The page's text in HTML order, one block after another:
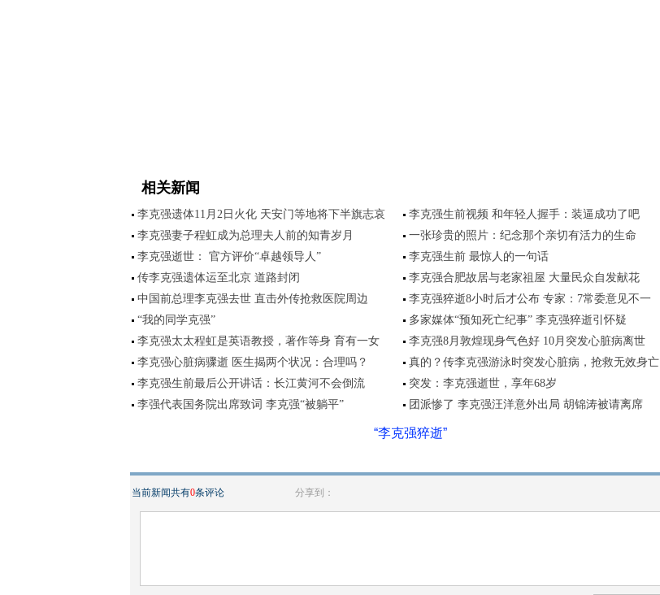
相关新闻
李克强遗体11月2日火化 天安门等地将下半旗志哀
李克强生前视频 和年轻人握手：装逼成功了吧
李克强妻子程虹成为总理夫人前的知青岁月
一张珍贵的照片：纪念那个亲切有活力的生命
李克强逝世： 官方评价“卓越领导人”
李克强生前 最惊人的一句话
传李克强遗体运至北京 道路封闭
李克强合肥故居与老家祖屋 大量民众自发献花
中国前总理李克强去世 直击外传抢救医院周边
李克强猝逝8小时后才公布 专家：7常委意见不一
“我的同学克强”
多家媒体“预知死亡纪事” 李克强猝逝引怀疑
李克强太太程虹是英语教授，著作等身 育有一女
李克强8月敦煌现身气色好 10月突发心脏病离世
李克强心脏病骤逝 医生揭两个状况：合理吗？
真的？传李克强游泳时突发心脏病，抢救无效身亡
李克强生前最后公开讲话：长江黄河不会倒流
突发：李克强逝世，享年68岁
李强代表国务院出席致词 李克强“被躺平”
团派惨了 李克强汪洋意外出局 胡锦涛被请离席
“李克强猝逝”
当前新闻共有0条评论 分享到：